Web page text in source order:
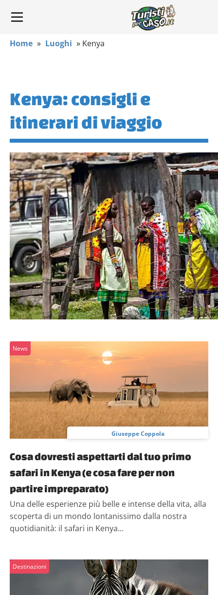
Home » Luoghi » Kenya
Kenya: consigli e
itinerari di viaggio
News
Giuseppe Coppola
Cosa dovresti aspettarti dal tuo primo
safari in Kenya (e cosa fare per non
partire impreparato)
Una delle esperienze più belle e intense della vita, alla
scoperta di un mondo lontanissimo dalla nostra
quotidianità: il safari in Kenya...
Destinazioni